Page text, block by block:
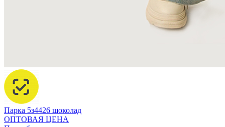
Парка 5з4426 шоколад
ОПТОВАЯ ЦЕНА